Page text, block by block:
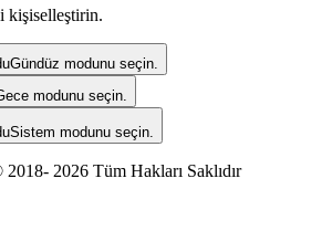
kişiselleştirin.
Gündüz modunu seçin.
modunu seçin.
Sistem modunu seçin.
2026 Tüm Hakları Saklıdır